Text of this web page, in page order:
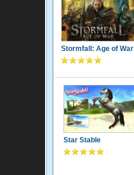
Stormfall: Age of War
Star Stable